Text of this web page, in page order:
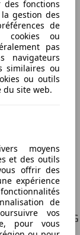
150 CH V DSG
fonctions
gestion des
de
cookies ou
pas
navigateurs
similaires ou
ou outils
site web.
moyens
et des outils
offrir des
expérience
de
vos
pour vous